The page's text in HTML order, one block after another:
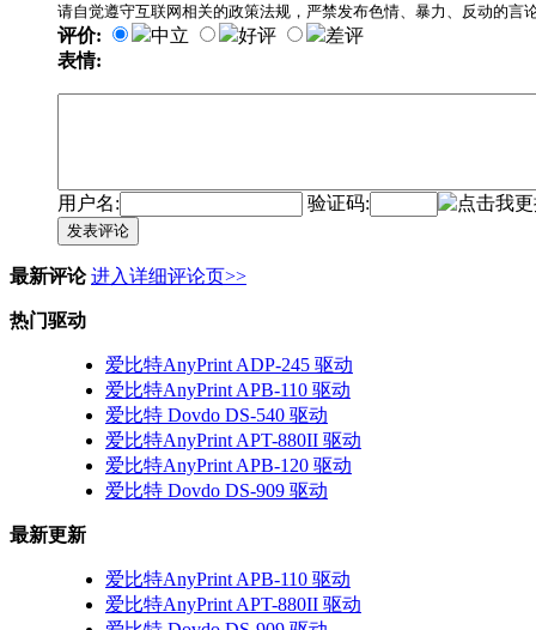
请自觉遵守互联网相关的政策法规，严禁发布色情、暴力、反动的言
评价: 中立 好评
差评
表情:
用户名: 验证码:
发表评论
最新评论 进入详细评论页>>
热门驱动
爱比特AnyPrint ADP-245 驱动
爱比特AnyPrint APB-110 驱动
爱比特 Dovdo DS-540 驱动
爱比特AnyPrint APT-880II 驱动
爱比特AnyPrint APB-120 驱动
爱比特 Dovdo DS-909 驱动
最新更新
爱比特AnyPrint APB-110 驱动
爱比特AnyPrint APT-880II 驱动